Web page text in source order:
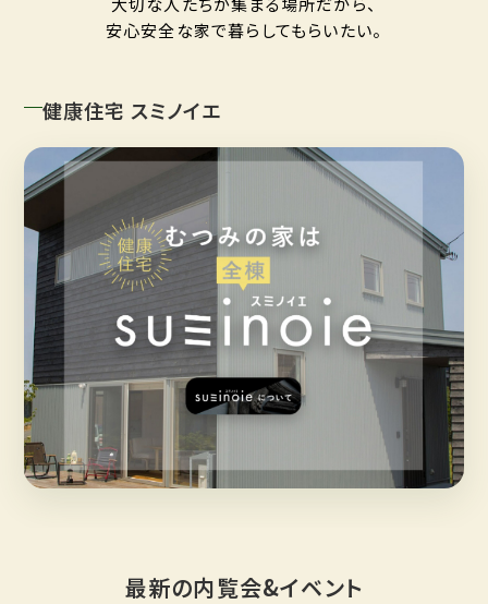
安心安全な家で暮らしてもらいたい。
健康住宅 スミノイエ
最新の内覧会&イベント